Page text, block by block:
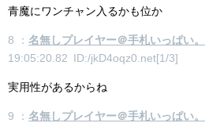
青魔にワンチャン入るかも位か
8 ： 名無しプレイヤー＠手札いっぱい。
19:05:20.82 ID:/jkD4oqz0.net[1/3]
実用性があるからね
9 ： 名無しプレイヤー＠手札いっぱい。